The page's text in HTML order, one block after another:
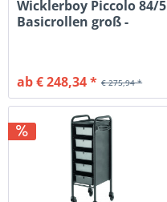
Wicklerboy Piccolo 84/5
Basicrollen groß -
€ 275,94 *
ab € 248,34 *